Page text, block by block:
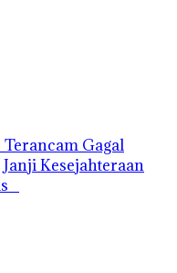
Gagal
Kesejahteraan